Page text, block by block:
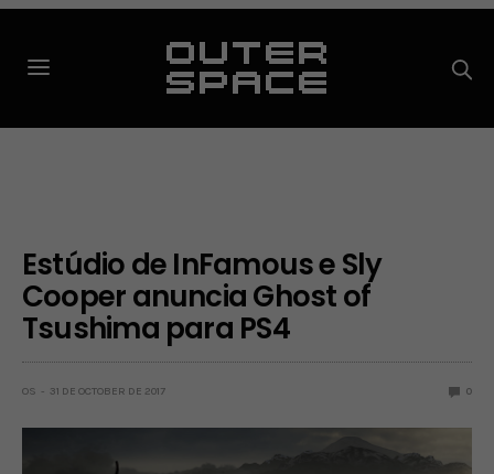
Estúdio de InFamous e Sly
Cooper anuncia Ghost of
Tsushima para PS4
OS 31 DE OCTOBER DE 2017 0